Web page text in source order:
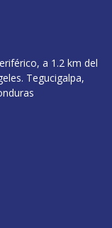
a 1.2 km del
Tegucigalpa,